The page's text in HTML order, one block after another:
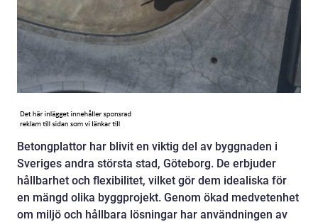
Betongplattor har blivit en viktig del av byggnaden i
Sveriges andra största stad, Göteborg. De erbjuder
hållbarhet och flexibilitet, vilket gör dem idealiska för
en mängd olika byggprojekt. Genom ökad medvetenhet
om miljö och hållbara lösningar har användningen av